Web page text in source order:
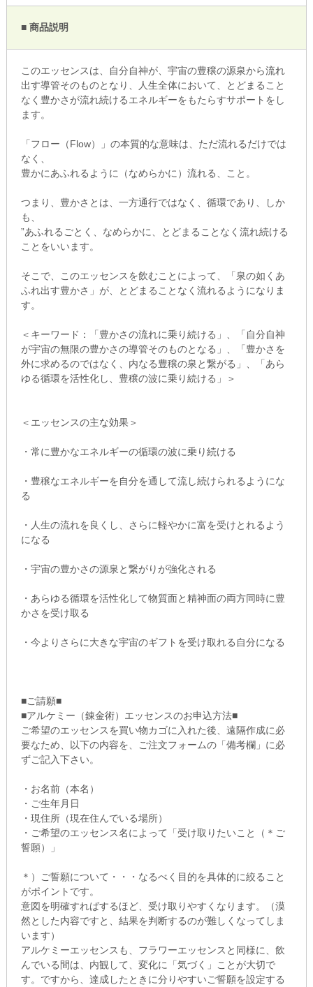
■ 商品説明
このエッセンスは、自分自神が、宇宙の豊穣の源泉から流れ
出す導管そのものとなり、人生全体において、とどまること
なく豊かさが流れ続けるエネルギーをもたらすサポートをし
ます。
「フロー（Flow）」の本質的な意味は、ただ流れるだけでは
なく、
豊かにあふれるように（なめらかに）流れる、こと。
つまり、豊かさとは、一方通行ではなく、循環であり、しか
も、
”あふれるごとく、なめらかに、とどまることなく流れ続ける
ことをいいます。
そこで、このエッセンスを飲むことによって、「泉の如くあ
ふれ出す豊かさ」が、とどまることなく流れるようになりま
す。
＜キーワード：「豊かさの流れに乗り続ける」、「自分自神
が宇宙の無限の豊かさの導管そのものとなる」、「豊かさを
外に求めるのではなく、内なる豊穣の泉と繋がる」、「あら
ゆる循環を活性化し、豊穣の波に乗り続ける」＞
＜エッセンスの主な効果＞
・常に豊かなエネルギーの循環の波に乗り続ける
・豊穣なエネルギーを自分を通して流し続けられるようにな
る
・人生の流れを良くし、さらに軽やかに富を受けとれるよう
になる
・宇宙の豊かさの源泉と繋がりが強化される
・あらゆる循環を活性化して物質面と精神面の両方同時に豊
かさを受け取る
・今よりさらに大きな宇宙のギフトを受け取れる自分になる
■ご請願■
■アルケミー（錬金術）エッセンスのお申込方法■
ご希望のエッセンスを買い物カゴに入れた後、遠隔作成に必
要なため、以下の内容を、ご注文フォームの「備考欄」に必
ずご記入下さい。
・お名前（本名）
・ご生年月日
・現住所（現在住んでいる場所）
・ご希望のエッセンス名によって「受け取りたいこと（＊ご
誓願）」
＊）ご誓願について・・・なるべく目的を具体的に絞ること
がポイントです。
意図を明確すればするほど、受け取りやすくなります。（漠
然とした内容ですと、結果を判断するのが難しくなってしま
います）
アルケミーエッセンスも、フラワーエッセンスと同様に、飲
んでいる間は、内観して、変化に「気づく」ことが大切で
す。ですから、達成したときに分りやすいご誓願を設定する